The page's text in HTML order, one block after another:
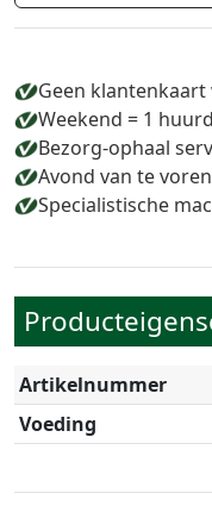
Geen
Weekend = 1
Bezorg-ophaal
Avond van te
Specialistische
Artikelnummer
Voeding